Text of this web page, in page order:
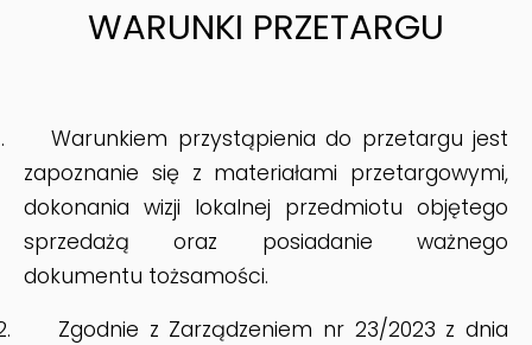
WARUNKI PRZETARGU
Warunkiem przystąpienia do przetargu jest
zapoznanie się z materiałami przetargowymi,
dokonania wizji lokalnej przedmiotu objętego
sprzedażą oraz posiadanie ważnego
dokumentu tożsamości.
Zgodnie z Zarządzeniem nr 23/2023 z dnia